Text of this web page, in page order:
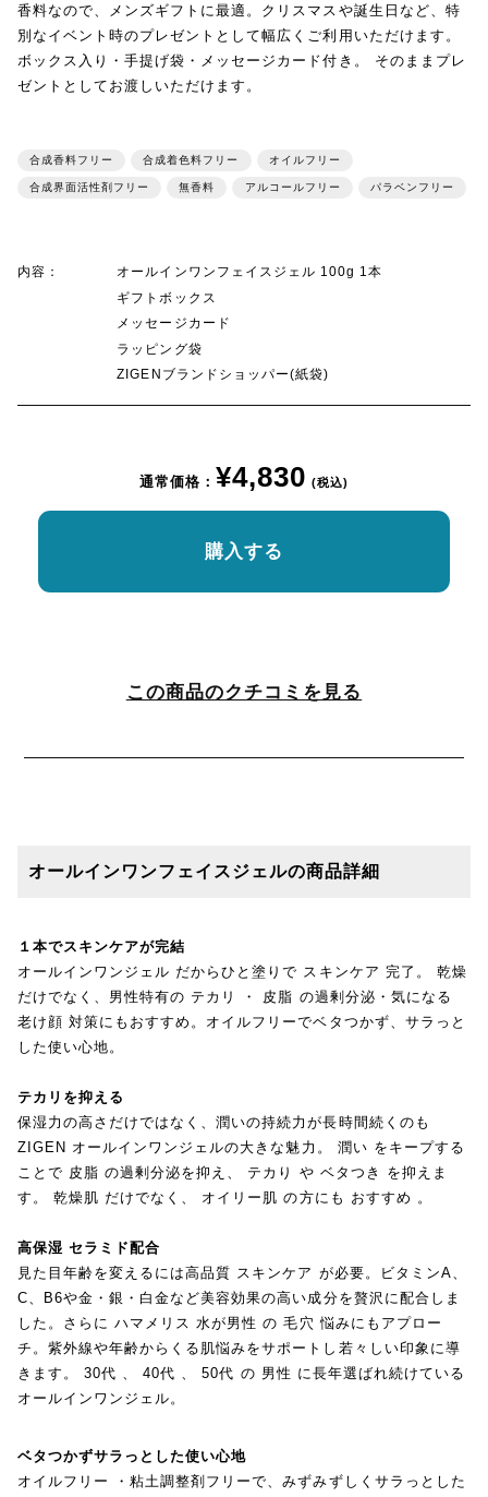
香料なので、メンズギフトに最適。クリスマスや誕生日など、特
別なイベント時のプレゼントとして幅広くご利用いただけます。
ボックス入り・手提げ袋・メッセージカード付き。 そのままプレ
ゼントとしてお渡しいただけます。
合成香料フリー 合成着色料フリー オイルフリー
合成界面活性剤フリー 無香料 アルコールフリー パラベンフリー
内容：
オールインワンフェイスジェル 100g 1本
ギフトボックス
メッセージカード
ラッピング袋
ZIGENブランドショッパー(紙袋)
通常価格： ¥4,830 (税込)
購入する
この商品のクチコミを見る
オールインワンフェイスジェルの商品詳細
１本でスキンケアが完結
オールインワンジェル だからひと塗りで スキンケア 完了。 乾燥
だけでなく、男性特有の テカリ ・ 皮脂 の過剰分泌・気になる
老け顔 対策にもおすすめ。オイルフリーでベタつかず、サラっと
した使い心地。
テカリを抑える
保湿力の高さだけではなく、潤いの持続力が長時間続くのも
ZIGEN オールインワンジェルの大きな魅力。 潤い をキープする
ことで 皮脂 の過剰分泌を抑え、 テカり や ベタつき を抑えま
す。 乾燥肌 だけでなく、 オイリー肌 の方にも おすすめ 。
高保湿 セラミド配合
見た目年齢を変えるには高品質 スキンケア が必要。ビタミンA、
C、B6や金・銀・白金など美容効果の高い成分を贅沢に配合しま
した。さらに ハマメリス 水が男性 の 毛穴 悩みにもアプロー
チ。紫外線や年齢からくる肌悩みをサポートし若々しい印象に導
きます。 30代 、 40代 、 50代 の 男性 に長年選ばれ続けている
オールインワンジェル。
ベタつかずサラっとした使い心地
オイルフリー ・粘土調整剤フリーで、みずみずしくサラっとした